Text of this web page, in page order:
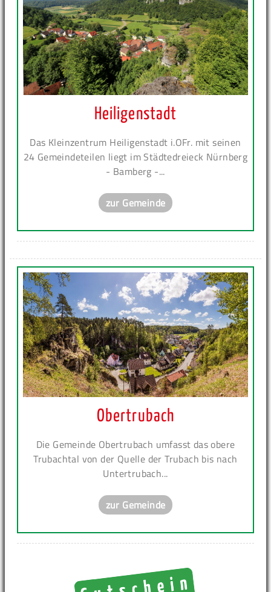
Heiligenstadt
Das Kleinzentrum Heiligenstadt i.OFr. mit seinen
24 Gemeindeteilen liegt im Städtedreieck Nürnberg
- Bamberg -...
zur Gemeinde
Obertrubach
Die Gemeinde Obertrubach umfasst das obere
Trubachtal von der Quelle der Trubach bis nach
Untertrubach...
zur Gemeinde